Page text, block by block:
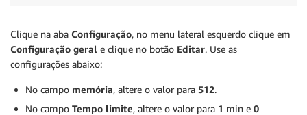
  out = {
      "SuccessesResources": successesResources,
      "FailedResources": FailedResources
  return out
Clique na aba Configuração, no menu lateral esquerdo clique em
Configuração geral e clique no botão Editar. Use as
configurações abaixo:
No campo memória, altere o valor para 512.
No campo Tempo limite, altere o valor para 1 min e 0